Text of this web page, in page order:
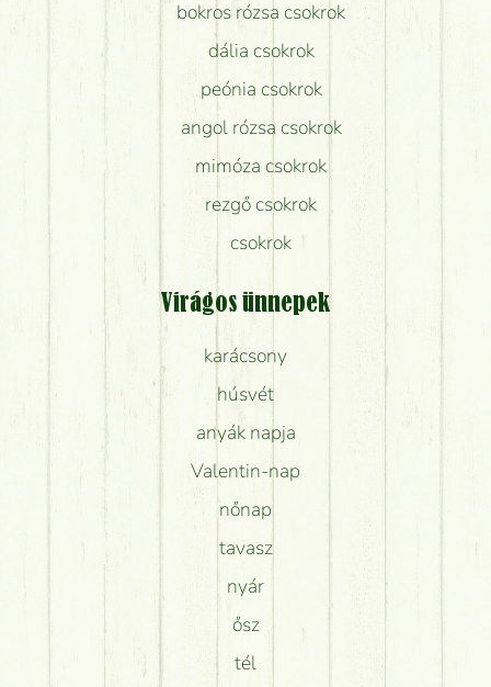
bokros rózsa csokrok
dália csokrok
peónia csokrok
angol rózsa csokrok
mimóza csokrok
rezgő csokrok
csokrok
Virágos ünnepek
karácsony
húsvét
anyák napja
Valentin-nap
nőnap
tavasz
nyár
ősz
tél